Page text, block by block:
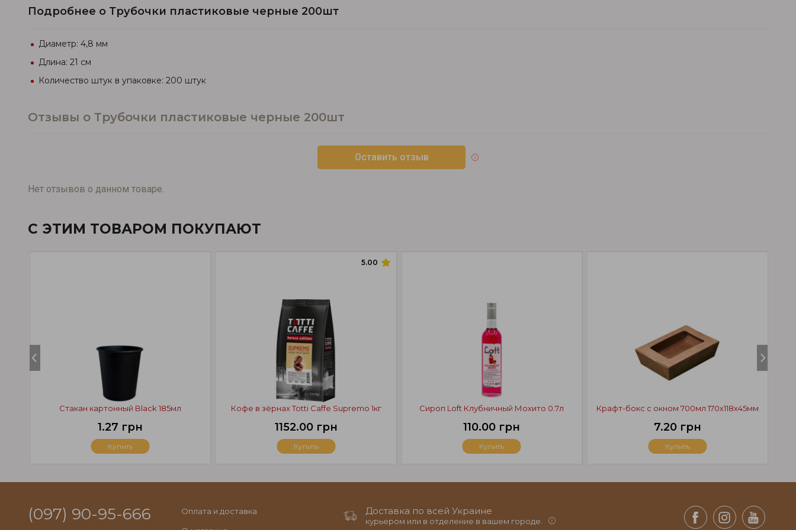
Подробнее о Трубочки пластиковые черные 200шт
Диаметр: 4,8 мм
Длина: 21 см
Количество штук в упаковке: 200 штук
Отзывы о Трубочки пластиковые черные 200шт
Оставить отзыв
Нет отзывов о данном товаре.
С ЭТИМ ТОВАРОМ ПОКУПАЮТ
Крафт-бокс с окном 700мл 170х118х45мм
7.20 грн
Купить
Стакан картонный Black 185мл
1.27 грн
Купить
5.00
Кофе в зёрнах Totti Caffe Supremo 1кг
1152.00 грн
Купить
Сироп Loft Клубничный Мохито 0.7л
110.00 грн
Купить
(097) 90-95-666
Оплата и доставка Доставка по всей Украине
курьером или в отделение в вашем городе.